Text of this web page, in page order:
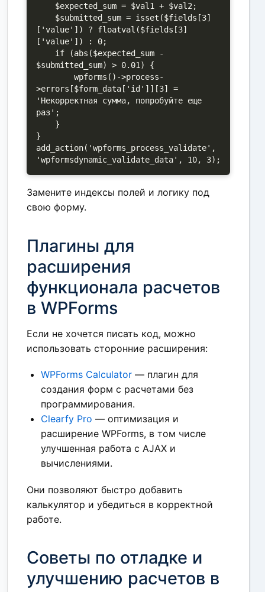
['value']) ? floatval($fields[3]
['value']) : 0;
$submitted_sum) > 0.01) {
>errors[$form_data['id']][3] =
'Некорректная сумма, попробуйте еще
раз';
}
add_action('wpforms_process_validate',
'wpformsdynamic_validate_data', 10, 3);
Замените индексы полей и логику под
свою форму.
Плагины для
расширения
функционала расчетов
в WPForms
Если не хочется писать код, можно
использовать сторонние расширения:
WPForms Calculator — плагин для
создания форм с расчетами без
программирования.
Clearfy Pro — оптимизация и
расширение WPForms, в том числе
улучшенная работа с AJAX и
вычислениями.
Они позволяют быстро добавить
калькулятор и убедиться в корректной
работе.
Советы по отладке и
улучшению расчетов в